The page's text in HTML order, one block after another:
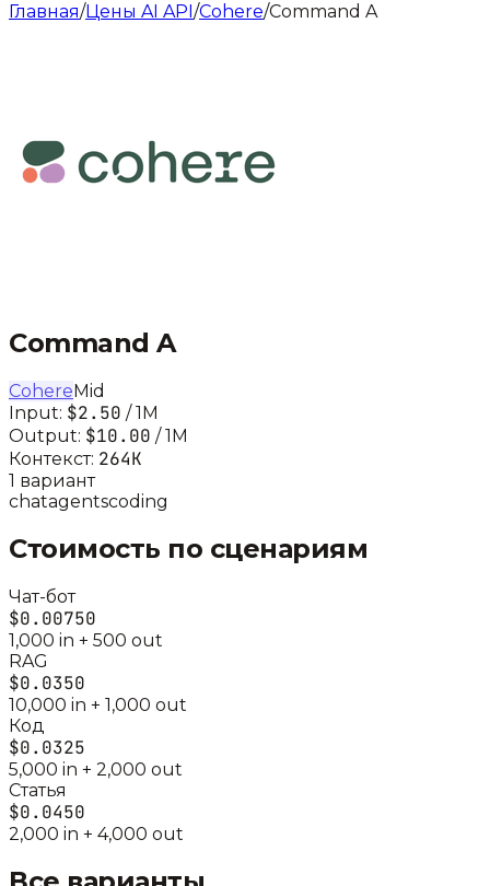
Главная/Цены AI API/Cohere/Command A
Command A
CohereMid
Input: $2.50 / 1M
Output: $10.00 / 1M
Контекст: 264K
1 вариант
chatagentscoding
Стоимость по сценариям
Чат-бот
$0.00750
1,000 in + 500 out
RAG
$0.0350
10,000 in + 1,000 out
Код
$0.0325
5,000 in + 2,000 out
Статья
$0.0450
2,000 in + 4,000 out